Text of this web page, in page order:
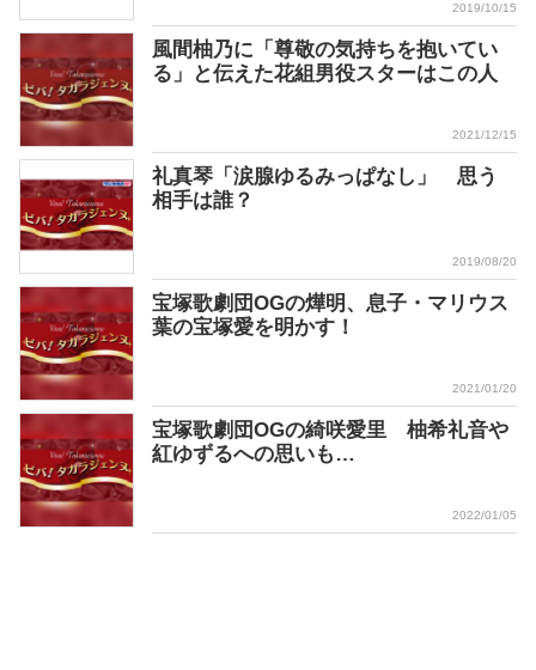
2019/10/15
風間柚乃に「尊敬の気持ちを抱いてい
る」と伝えた花組男役スターはこの人
2021/12/15
礼真琴「涙腺ゆるみっぱなし」 思う
相手は誰？
2019/08/20
宝塚歌劇団OGの燁明、息子・マリウス
葉の宝塚愛を明かす！
2021/01/20
宝塚歌劇団OGの綺咲愛里 柚希礼音や
紅ゆずるへの思いも…
2022/01/05